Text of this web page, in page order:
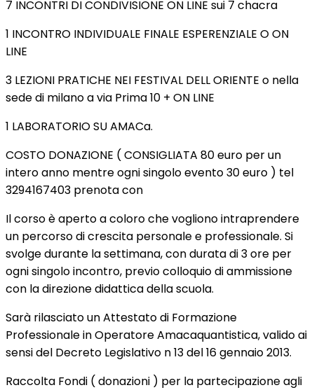
7 INCONTRI DI CONDIVISIONE ON LINE sui 7 chacra
1 INCONTRO INDIVIDUALE FINALE ESPERENZIALE O ON
LINE
3 LEZIONI PRATICHE NEI FESTIVAL DELL ORIENTE o nella
sede di milano a via Prima 10 + ON LINE
1 LABORATORIO SU AMACa.
COSTO DONAZIONE ( CONSIGLIATA 80 euro per un
intero anno mentre ogni singolo evento 30 euro ) tel
3294167403 prenota con
Il corso è aperto a coloro che vogliono intraprendere
un percorso di crescita personale e professionale. Si
svolge durante la settimana, con durata di 3 ore per
ogni singolo incontro, previo colloquio di ammissione
con la direzione didattica della scuola.
Sarà rilasciato un Attestato di Formazione
Professionale in Operatore Amacaquantistica, valido ai
sensi del Decreto Legislativo n 13 del 16 gennaio 2013.
Raccolta Fondi ( donazioni ) per la partecipazione agli